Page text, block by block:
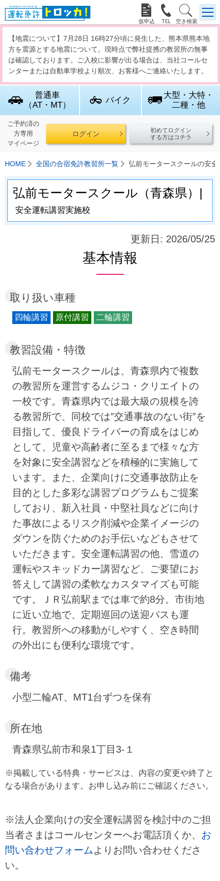
  
【地震について】7月28日 16時27分頃に発生した、熊本県熊本地
方を震源とする地震について。現時点で弊社提携の教習所の無事
は確認しております。ご入校に影響が出る場合は、当社コールセ
ンターまたは自動車学校より順次、お客様へご連絡いたします。
普通車
（AT・MT）
バイク
大型・大特・
二種・他
ご予約済の
方専用
マイページ
ログイン
初めてログイン
する方はコチラ
HOME 全国の合宿免許教習所一覧 弘前モータースクールの安全
弘前モータースクール（青森県）|
安全運転講習実施校
更新日: 2026/05/25
基本情報
取り扱い車種
四輪講習 原付講習 二輪講習
教習設備・特徴
弘前モータースクールは、青森県内で複数
の教習所を運営するムジコ・クリエイトの
一校です。青森県内では最大級の規模を誇
る教習所で、同校では”交通事故のない街”を
目指して、優良ドライバーの育成をはじめ
として、児童や高齢者に至るまで様々な方
を対象に安全講習などを積極的に実施して
います。また、企業向けに交通事故防止を
目的とした多彩な講習プログラムもご提案
しており、新入社員・中堅社員などに向け
た事故によるリスク削減や企業イメージの
ダウンを防ぐためのお手伝いなどもさせて
いただきます。安全運転講習の他、雪道の
運転やスキッドカー講習など、ご要望にお
答えして講習の柔軟なカスタマイズも可能
です。ＪＲ弘前駅までは車で約8分。市街地
に近い立地で、定期巡回の送迎バスも運
行。教習所への移動がしやすく、空き時間
の外出にも便利な環境です。
備考
小型二輪AT、MT1台ずつを保有
所在地
青森県弘前市和泉1丁目3-１
※掲載している特典・サービスは、内容の変更や終了と
なる場合があります。お申し込み前にご確認ください。
※法人企業向けの安全運転講習を検討中のご担
当者さまはコールセンターへお電話頂くか、 お
問い合わせフォーム よりお問い合わせくださ
い。